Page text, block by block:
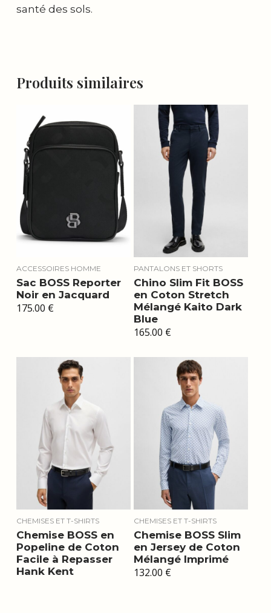
santé des sols.
Produits similaires
ACCESSOIRES HOMME
Sac BOSS Reporter
Noir en Jacquard
175.00 €
PANTALONS ET SHORTS
Chino Slim Fit BOSS
en Coton Stretch
Mélangé Kaito Dark
Blue
165.00 €
CHEMISES ET T-SHIRTS
Chemise BOSS en
Popeline de Coton
Facile à Repasser
Hank Kent
CHEMISES ET T-SHIRTS
Chemise BOSS Slim
en Jersey de Coton
Mélangé Imprimé
132.00 €